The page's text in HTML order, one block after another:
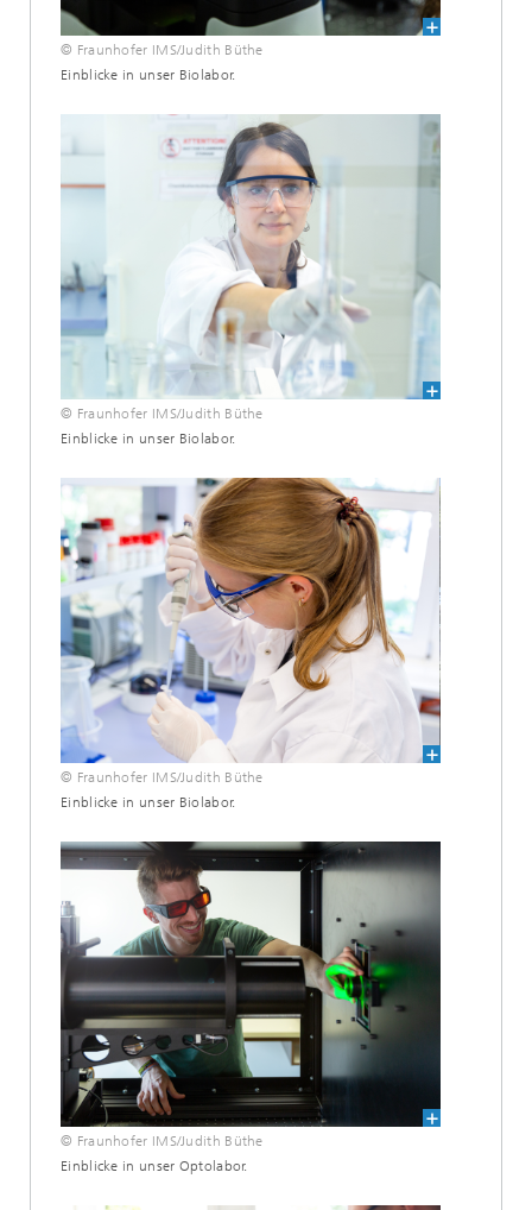
© Fraunhofer IMS/Judith Büthe
Einblicke in unser Biolabor.
© Fraunhofer IMS/Judith Büthe
Einblicke in unser Biolabor.
© Fraunhofer IMS/Judith Büthe
Einblicke in unser Biolabor.
© Fraunhofer IMS/Judith Büthe
Einblicke in unser Optolabor.